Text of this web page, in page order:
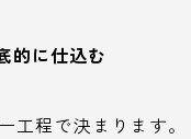
的に仕込む
工程で決まります